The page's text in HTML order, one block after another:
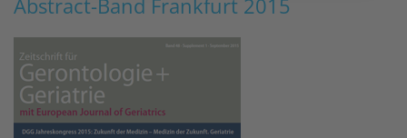
Abstract-Band Frankfurt 2015